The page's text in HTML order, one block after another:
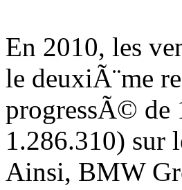
En 2010, les
le deuxiÃ¨me
progressÃ©
1.286.310) sur
Ainsi, BMW